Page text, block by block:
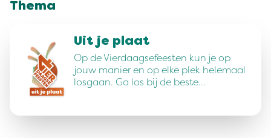
Thema
Uit je plaat
Op de Vierdaagsefeesten kun je op
jouw manier en op elke plek helemaal
losgaan. Ga los bij de beste…